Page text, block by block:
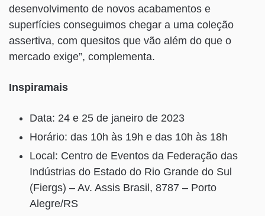
desenvolvimento de novos acabamentos e
superfícies conseguimos chegar a uma coleção
assertiva, com quesitos que vão além do que o
mercado exige”, complementa.
Inspiramais
Data: 24 e 25 de janeiro de 2023
Horário: das 10h às 19h e das 10h às 18h
Local: Centro de Eventos da Federação das
Indústrias do Estado do Rio Grande do Sul
(Fiergs) – Av. Assis Brasil, 8787 – Porto
Alegre/RS